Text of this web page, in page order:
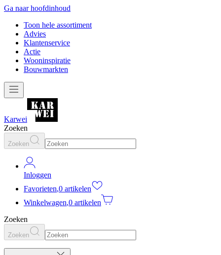
Ga naar hoofdinhoud
Toon hele assortiment
Advies
Klantenservice
Actie
Wooninspiratie
Bouwmarkten
Karwei
Zoeken
Zoeken
Inloggen
Favorieten,0 artikelen
Winkelwagen,0 artikelen
Zoeken
Zoeken